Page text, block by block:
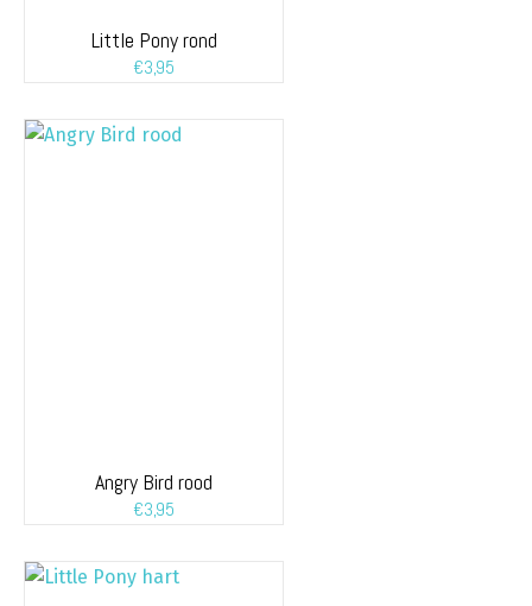
Little Pony rond
€3,95
Angry Bird rood
€3,95